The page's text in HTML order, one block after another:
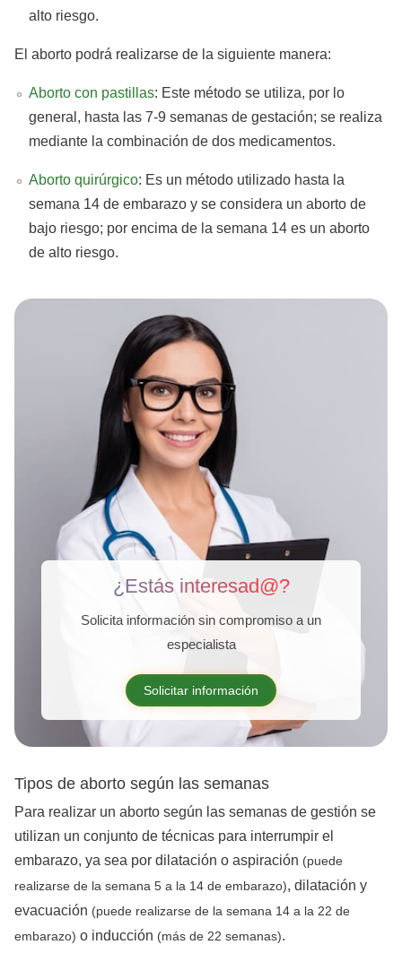
alto riesgo.
El aborto podrá realizarse de la siguiente manera:
Aborto con pastillas: Este método se utiliza, por lo
general, hasta las 7-9 semanas de gestación; se realiza
mediante la combinación de dos medicamentos.
Aborto quirúrgico: Es un método utilizado hasta la
semana 14 de embarazo y se considera un aborto de
bajo riesgo; por encima de la semana 14 es un aborto
de alto riesgo.
¿Estás interesad@?
Solicita información sin compromiso a un
especialista
Solicitar información
Tipos de aborto según las semanas
Para realizar un aborto según las semanas de gestión se
utilizan un conjunto de técnicas para interrumpir el
embarazo, ya sea por dilatación o aspiración (puede
realizarse de la semana 5 a la 14 de embarazo), dilatación y
evacuación (puede realizarse de la semana 14 a la 22 de
embarazo) o inducción (más de 22 semanas).